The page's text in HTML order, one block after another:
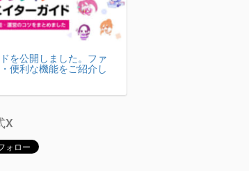
を公開しました。ファ
便利な機能をご紹介し
X